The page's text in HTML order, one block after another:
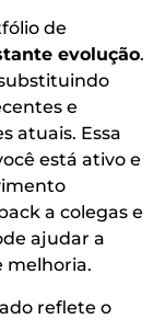
de
evolução.
e
atuais. Essa
está ativo e
a colegas e
ajudar a
melhoria.
reflete o